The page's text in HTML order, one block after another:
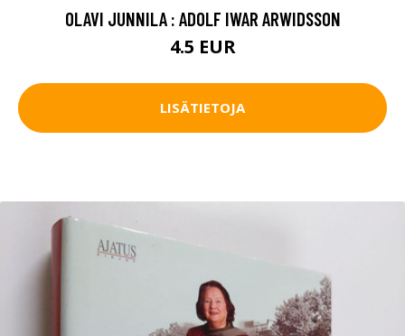
OLAVI JUNNILA : ADOLF IWAR ARWIDSSON
4.5 EUR
LISÄTIETOJA